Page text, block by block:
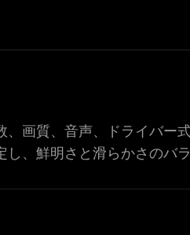
画質、音声、ドライバー
、鮮明さと滑らかさのバ